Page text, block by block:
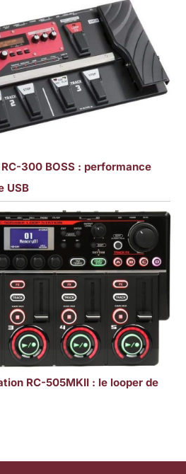
300 BOSS : performance
USB
RC-505MKII : le looper de